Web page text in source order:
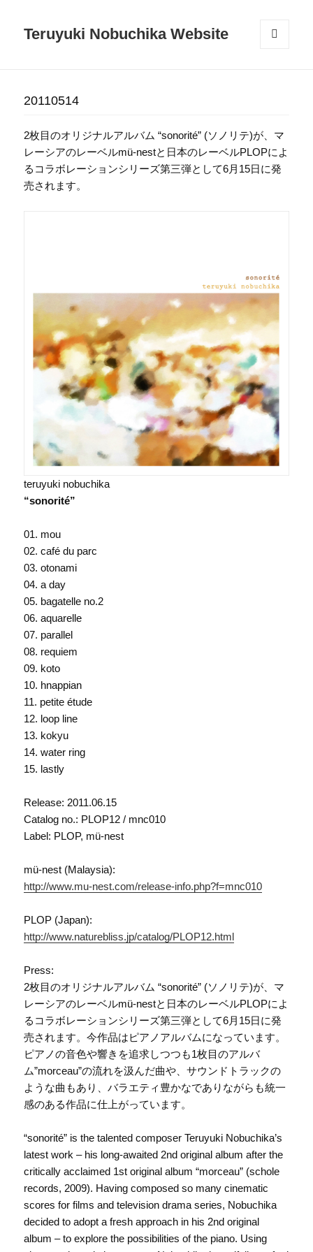
Teruyuki Nobuchika Website
20110514
2枚目のオリジナルアルバム “sonorité” (ソノリテ)が、マ
レーシアのレーベルmü-nestと日本のレーベルPLOPによ
るコラボレーションシリーズ第三弾として6月15日に発
売されます。
teruyuki nobuchika
“sonorité”
01. mou
02. café du parc
03. otonami
04. a day
05. bagatelle no.2
06. aquarelle
07. parallel
08. requiem
09. koto
10. hnappian
11. petite étude
12. loop line
13. kokyu
14. water ring
15. lastly
Release: 2011.06.15
Catalog no.: PLOP12 / mnc010
Label: PLOP, mü-nest
mü-nest (Malaysia):
http://www.mu-nest.com/release-info.php?f=mnc010
PLOP (Japan):
http://www.naturebliss.jp/catalog/PLOP12.html
Press:
2枚目のオリジナルアルバム “sonorité” (ソノリテ)が、マ
レーシアのレーベルmü-nestと日本のレーベルPLOPによ
るコラボレーションシリーズ第三弾として6月15日に発
売されます。今作品はピアノアルバムになっています。
ピアノの音色や響きを追求しつつも1枚目のアルバ
ム”morceau”の流れを汲んだ曲や、サウンドトラックの
ような曲もあり、バラエティ豊かなでありながらも統一
感のある作品に仕上がっています。
“sonorité” is the talented composer Teruyuki Nobuchika’s
latest work – his long-awaited 2nd original album after the
critically acclaimed 1st original album “morceau” (schole
records, 2009). Having composed so many cinematic
scores for films and television drama series, Nobuchika
decided to adopt a fresh approach in his 2nd original
album – to explore the possibilities of the piano. Using